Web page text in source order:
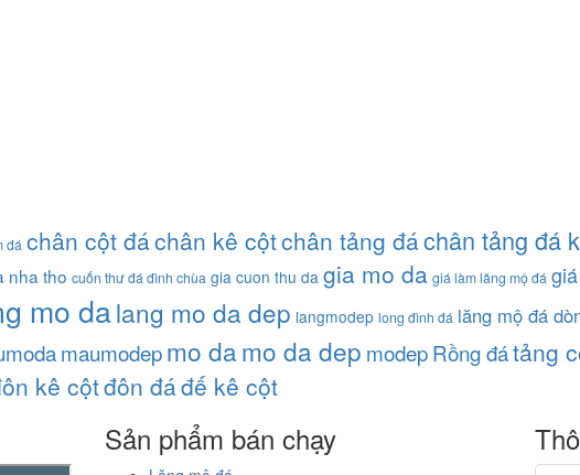
đá chân cột đáchân kê cộtchân tảng đáchân tảng đá
nha tho cuốn thư đá đình chùa gia cuon thu da gia mo da giá làm lăng mộ đá
mo dalang mo da dep langmodep long đình đá lăng mộ đá
maumodepmo damo da dep modepRồng đátảng
kê cộtđôn đáđế kê cột
Sản phẩm bán chạy